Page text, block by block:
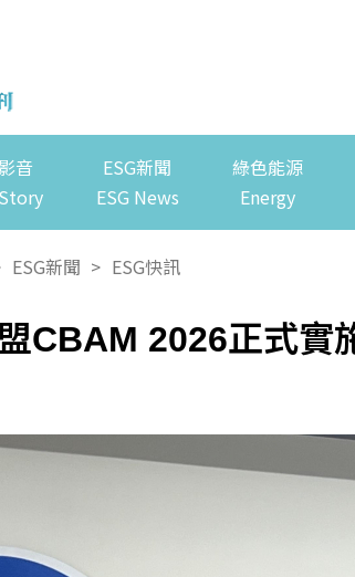
音
ESG新聞
ESG News
綠色能源
Energy
ESG新聞 > ESG快訊
CBAM 2026正式實